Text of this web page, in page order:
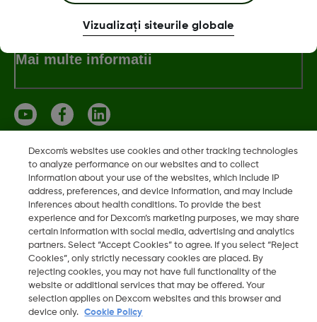
Mai multe informatii
Dexcom, Dexcom ONE și Dexcom CLARITY sunt mărci
comerciale înregistrate ale Dexcom, Inc. din SUA și pot fi
înregistrate și în alte state.
2026 Dexcom, Inc. Toate drepturile rezervate.
Dexcom's websites use cookies and other tracking technologies
to analyze performance on our websites and to collect
information about your use of the websites, which include IP
address, preferences, and device information, and may include
inferences about health conditions. To provide the best
experience and for Dexcom’s marketing purposes, we may share
certain information with social media, advertising and analytics
partners. Select “Accept Cookies” to agree. If you select “Reject
Cookies”, only strictly necessary cookies are placed. By
rejecting cookies, you may not have full functionality of the
website or additional services that may be offered. Your
selection applies on Dexcom websites and this browser and
device only.
Cookie Policy
Vizualizați siteurile globale